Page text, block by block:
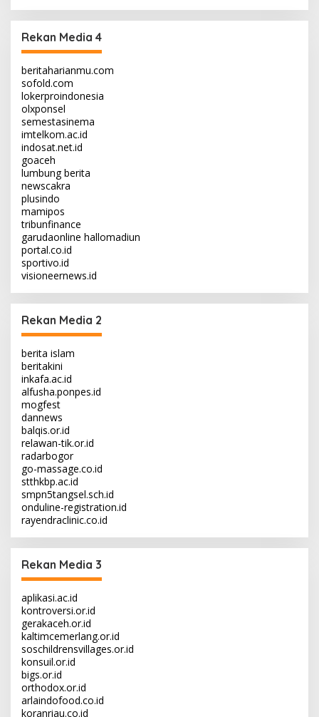
Rekan Media 4
beritaharianmu.com
sofold.com
lokerproindonesia
olxponsel
semestasinema
imtelkom.ac.id
indosat.net.id
goaceh
lumbung berita
newscakra
plusindo
mamipos
tribunfinance
garudaonline hallomadiun
portal.co.id
sportivo.id
visioneernews.id
Rekan Media 2
berita islam
beritakini
inkafa.ac.id
alfusha.ponpes.id
mogfest
dannews
balqis.or.id
relawan-tik.or.id
radarbogor
go-massage.co.id
stthkbp.ac.id
smpn5tangsel.sch.id
onduline-registration.id
rayendraclinic.co.id
Rekan Media 3
aplikasi.ac.id
kontroversi.or.id
gerakaceh.or.id
kaltimcemerlang.or.id
soschildrensvillages.or.id
konsuil.or.id
bigs.or.id
orthodox.or.id
arlaindofood.co.id
koranriau.co.id